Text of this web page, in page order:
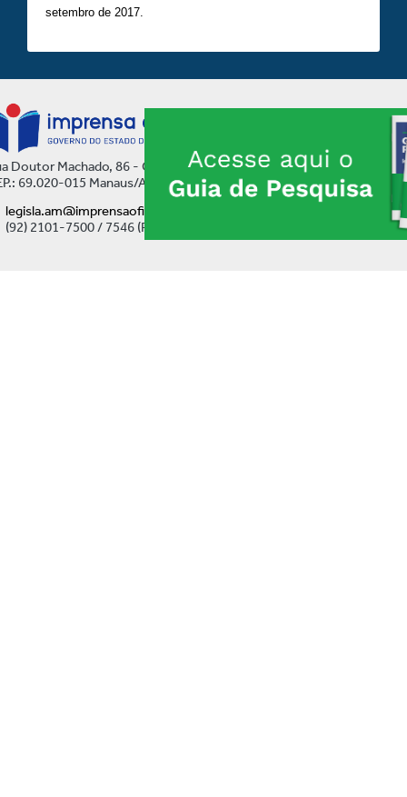
setembro de 2017.
Doutor Machado, 86 - Centro
69.020-015 Manaus/AM
legisla.am@imprensaoficial.am.gov.br
(92) 2101-7500 / 7546 (Ramal)